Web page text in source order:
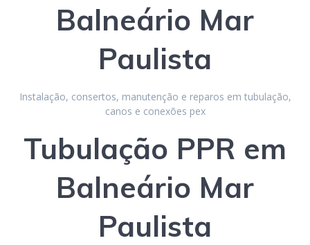
Balneário Mar
Paulista
Instalação, consertos, manutenção e reparos em tubulação,
canos e conexões pex
Tubulação PPR em
Balneário Mar
Paulista